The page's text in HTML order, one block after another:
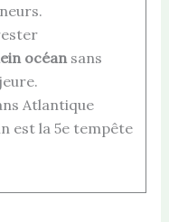
océansans
Atlantique
est la 5e tempête